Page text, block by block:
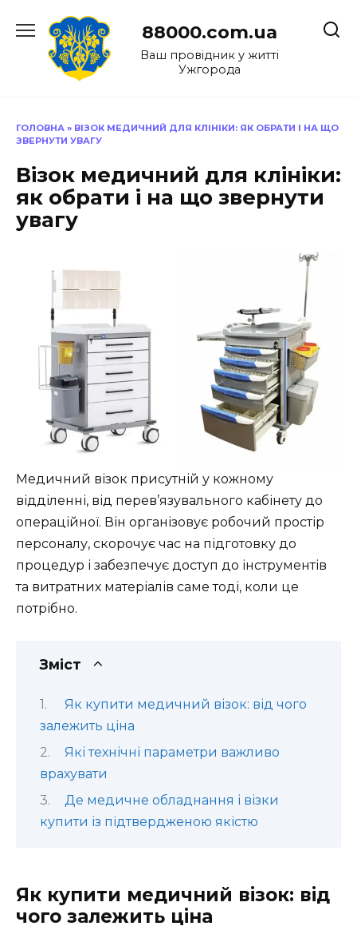
до
88000.com.ua
Ваш провідник у житті
Ужгорода
ГОЛОВНА » ВІЗОК МЕДИЧНИЙ ДЛЯ КЛІНІКИ: ЯК ОБРАТИ І НА ЩО
ЗВЕРНУТИ УВАГУ
Візок медичний для клініки:
як обрати і на що звернути
увагу
Медичний візок присутній у кожному
відділенні, від перев’язувального кабінету до
операційної. Він організовує робочий простір
персоналу, скорочує час на підготовку до
процедур і забезпечує доступ до інструментів
та витратних матеріалів саме тоді, коли це
потрібно.
Зміст
Як купити медичний візок: від чого
залежить ціна
Які технічні параметри важливо
врахувати
Де медичне обладнання і візки
купити із підтвердженою якістю
Як купити медичний візок: від
чого залежить ціна